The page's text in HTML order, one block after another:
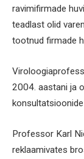
ravimifirmade
teadlast olid
tootnud firmade
2004. aastani ja
Professor Karl
reklaamivates